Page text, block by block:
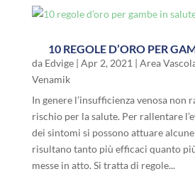
10 REGOLE D’ORO PER
da Edvige| Apr 2, 2021 | Area
Venamik
In genere l’insufficienza venosa non
rischio per la salute. Per rallentare
dei sintomi si possono attuare
risultano tanto più efficaci quanto
messe in atto. Si tratta di regole...